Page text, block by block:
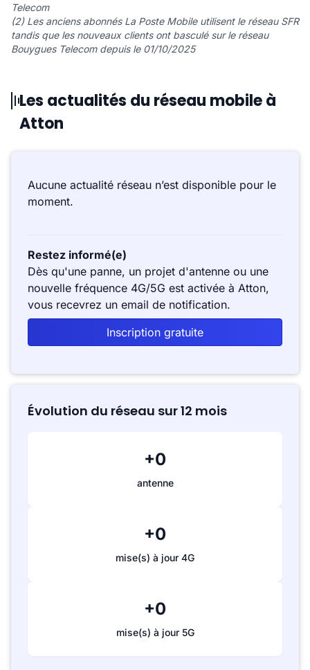
Telecom
(2) Les anciens abonnés La Poste Mobile utilisent le réseau SFR
tandis que les nouveaux clients ont basculé sur le réseau
Bouygues Telecom depuis le 01/10/2025
Les actualités du réseau mobile à
Atton
Aucune actualité réseau n’est disponible pour le
moment.
Restez informé(e)
Dès qu'une panne, un projet d'antenne ou une
nouvelle fréquence 4G/5G est activée à Atton,
vous recevrez un email de notification.
Inscription gratuite
Évolution du réseau sur 12 mois
+0
antenne
+0
mise(s) à jour 4G
+0
mise(s) à jour 5G